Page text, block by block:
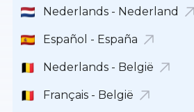
Nederlands - Nederland
Español - España
Nederlands - België
Français - België